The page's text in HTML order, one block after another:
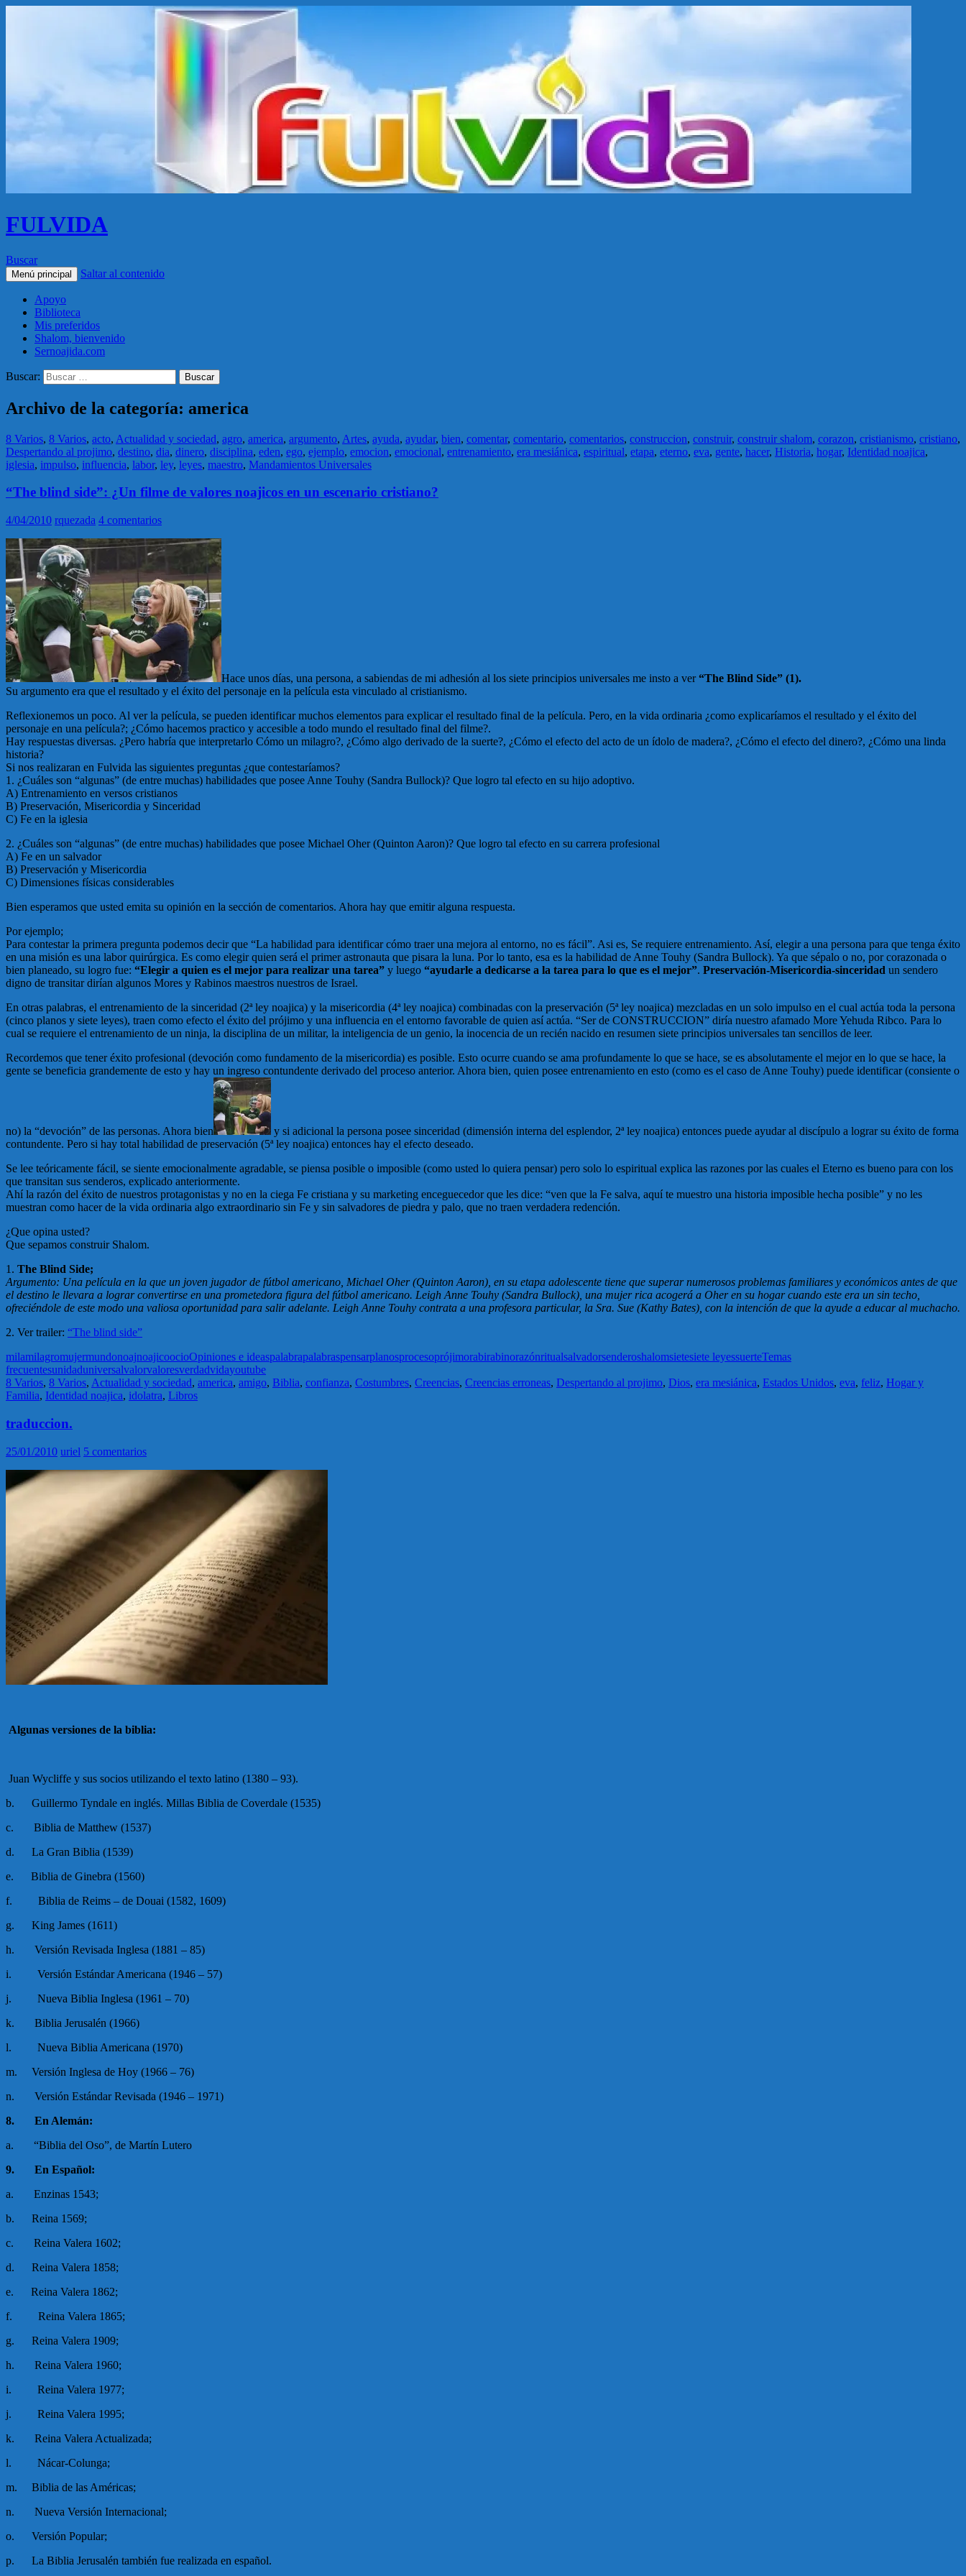
FULVIDA
Buscar
Menú principal Saltar al contenido
Apoyo
Biblioteca
Mis preferidos
Shalom, bienvenido
Sernoajida.com
Buscar:
Archivo de la categoría: america
8 Varios, 8 Varios, acto, Actualidad y sociedad, agro, america, argumento, Artes, ayuda, ayudar, bien, comentar, comentario, comentarios, construccion, construir, construir shalom, corazon, cristianismo, cristiano,
Despertando al projimo, destino, dia, dinero, disciplina, eden, ego, ejemplo, emocion, emocional, entrenamiento, era mesiánica, espiritual, etapa, eterno, eva, gente, hacer, Historia, hogar, Identidad noajica,
iglesia, impulso, influencia, labor, ley, leyes, maestro, Mandamientos Universales
“The blind side”: ¿Un filme de valores noajicos en un escenario cristiano?
4/04/2010 rquezada 4 comentarios
Hace unos días, una persona, a sabiendas de mi adhesión al los siete principios universales me insto a ver“The Blind Side” (1).
Su argumento era que el resultado y el éxito del personaje en la película esta vinculado al cristianismo.
Reflexionemos un poco. Al ver la película, se pueden identificar muchos elementos para explicar el resultado final de la película. Pero, en la vida ordinaria ¿como explicaríamos el resultado y el éxito del
personaje en una película?; ¿Cómo hacemos practico y accesible a todo mundo el resultado final del filme?.
Hay respuestas diversas. ¿Pero habría que interpretarlo Cómo un milagro?, ¿Cómo algo derivado de la suerte?, ¿Cómo el efecto del acto de un ídolo de madera?, ¿Cómo el efecto del dinero?, ¿Cómo una linda
historia?
Si nos realizaran en Fulvida las siguientes preguntas ¿que contestaríamos?
1. ¿Cuáles son “algunas” (de entre muchas) habilidades que posee Anne Touhy (Sandra Bullock)? Que logro tal efecto en su hijo adoptivo.
A) Entrenamiento en versos cristianos
B) Preservación, Misericordia y Sinceridad
C) Fe en la iglesia
2. ¿Cuáles son “algunas” (de entre muchas) habilidades que posee Michael Oher (Quinton Aaron)? Que logro tal efecto en su carrera profesional
A) Fe en un salvador
B) Preservación y Misericordia
C) Dimensiones físicas considerables
Bien esperamos que usted emita su opinión en la sección de comentarios. Ahora hay que emitir alguna respuesta.
Por ejemplo;
Para contestar la primera pregunta podemos decir que “La habilidad para identificar cómo traer una mejora al entorno, no es fácil”. Asi es, Se requiere entrenamiento. Así, elegir a una persona para que tenga éxito
en una misión es una labor quirúrgica. Es como elegir quien será el primer astronauta que pisara la luna. Por lo tanto, esa es la habilidad de Anne Touhy (Sandra Bullock). Ya que sépalo o no, por corazonada o
bien planeado, su logro fue: “Elegir a quien es el mejor para realizar una tarea” y luego “ayudarle a dedicarse a la tarea para lo que es el mejor”. Preservación-Misericordia-sinceridad un sendero
digno de transitar dirían algunos Mores y Rabinos maestros nuestros de Israel.
En otras palabras, el entrenamiento de la sinceridad (2ª ley noajica) y la misericordia (4ª ley noajica) combinadas con la preservación (5ª ley noajica) mezcladas en un solo impulso en el cual actúa toda la persona
(cinco planos y siete leyes), traen como efecto el éxito del prójimo y una influencia en el entorno favorable de quien así actúa. “Ser de CONSTRUCCION” diría nuestro afamado More Yehuda Ribco. Para lo
cual se requiere el entrenamiento de un ninja, la disciplina de un militar, la inteligencia de un genio, la inocencia de un recién nacido en resumen siete principios universales tan sencillos de leer.
Recordemos que tener éxito profesional (devoción como fundamento de la misericordia) es posible. Esto ocurre cuando se ama profundamente lo que se hace, se es absolutamente el mejor en lo que se hace, la
gente se beneficia grandemente de esto y hay un ingreso contundente derivado del proceso anterior. Ahora bien, quien posee entrenamiento en esto (como es el caso de Anne Touhy) puede identificar (consiente o
no) la “devoción” de las personas. Ahora bien
y si adicional la persona posee sinceridad (dimensión interna del esplendor, 2ª ley noajica) entonces puede ayudar al discípulo a lograr su éxito de forma
contundente. Pero si hay total habilidad de preservación (5ª ley noajica) entonces hay el efecto deseado.
Se lee teóricamente fácil, se siente emocionalmente agradable, se piensa posible o imposible (como usted lo quiera pensar) pero solo lo espiritual explica las razones por las cuales el Eterno es bueno para con los
que transitan sus senderos, explicado anteriormente.
Ahí la razón del éxito de nuestros protagonistas y no en la ciega Fe cristiana y su marketing enceguecedor que les dice: “ven que la Fe salva, aquí te muestro una historia imposible hecha posible” y no les
muestran como hacer de la vida ordinaria algo extraordinario sin Fe y sin salvadores de piedra y palo, que no traen verdadera redención.
¿Que opina usted?
Que sepamos construir Shalom.
1. The Blind Side;
Argumento: Una película en la que un joven jugador de fútbol americano, Michael Oher (Quinton Aaron), en su etapa adolescente tiene que superar numerosos problemas familiares y económicos antes de que
el destino le llevara a lograr convertirse en una prometedora figura del fútbol americano. Leigh Anne Touhy (Sandra Bullock), una mujer rica acogerá a Oher en su hogar cuando este era un sin techo,
ofreciéndole de este modo una valiosa oportunidad para salir adelante. Leigh Anne Touhy contrata a una profesora particular, la Sra. Sue (Kathy Bates), con la intención de que la ayude a educar al muchacho.
2. Ver trailer: “The blind side”
milamilagromujermundonoajnoajicoocioOpiniones e ideaspalabrapalabraspensarplanosprocesoprójimorabirabinorazónritualsalvadorsenderoshalomsietesiete leyessuerteTemas
frecuentesunidaduniversalvalorvaloresverdadvidayoutube
8 Varios, 8 Varios, Actualidad y sociedad, america, amigo, Biblia, confianza, Costumbres, Creencias, Creencias erroneas, Despertando al projimo, Dios, era mesiánica, Estados Unidos, eva, feliz, Hogar y
Familia, Identidad noajica, idolatra, Libros
traduccion.
25/01/2010 uriel 5 comentarios
Algunas versiones de la biblia:
Juan Wycliffe y sus socios utilizando el texto latino (1380 – 93).
b. Guillermo Tyndale en inglés. Millas Biblia de Coverdale (1535)
c. Biblia de Matthew (1537)
d. La Gran Biblia (1539)
e. Biblia de Ginebra (1560)
f. Biblia de Reims – de Douai (1582, 1609)
g. King James (1611)
h. Versión Revisada Inglesa (1881 – 85)
i. Versión Estándar Americana (1946 – 57)
j. Nueva Biblia Inglesa (1961 – 70)
k. Biblia Jerusalén (1966)
l. Nueva Biblia Americana (1970)
m. Versión Inglesa de Hoy (1966 – 76)
n. Versión Estándar Revisada (1946 – 1971)
8. En Alemán:
a. “Biblia del Oso”, de Martín Lutero
9. En Español:
a. Enzinas 1543;
b. Reina 1569;
c. Reina Valera 1602;
d. Reina Valera 1858;
e. Reina Valera 1862;
f. Reina Valera 1865;
g. Reina Valera 1909;
h. Reina Valera 1960;
i. Reina Valera 1977;
j. Reina Valera 1995;
k. Reina Valera Actualizada;
l. Nácar-Colunga;
m. Biblia de las Américas;
n. Nueva Versión Internacional;
o. Versión Popular;
p. La Biblia Jerusalén también fue realizada en español.